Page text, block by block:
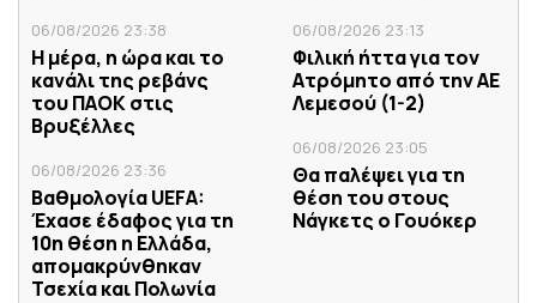
06/08/2026 23:38
Η μέρα, η ώρα και το
κανάλι της ρεβάνς
του ΠΑΟΚ στις
Βρυξέλλες
06/08/2026 23:36
Βαθμολογία UEFA:
Έχασε έδαφος για τη
10η θέση η Ελλάδα,
απομακρύνθηκαν
Τσεχία και Πολωνία
06/08/2026 23:13
Φιλική ήττα για τον
Ατρόμητο από την ΑΕ
Λεμεσού (1-2)
06/08/2026 23:05
Θα παλέψει για τη
θέση του στους
Νάγκετς ο Γουόκερ